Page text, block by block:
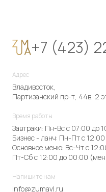
+7 (423)
Адрес
Владивосток,
Партизанский пр-т, 44в, 2
Время работы
Завтраки: Пн-Вс с 07:00 до
Бизнес - ланч: Пн-Пт с
Основное меню: Вс-Чт с
Пт-Сб с 12:00 до 00:00
Напишите нам
info@zumavl.ru